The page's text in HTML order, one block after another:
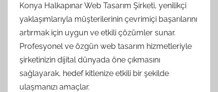
Konya Halkapınar Web Tasarım Şirketi, yenilikçi
yaklaşımlarıyla müşterilerinin çevrimiçi başarılarını
artırmak için uygun ve etkili çözümler sunar.
Profesyonel ve özgün web tasarım hizmetleriyle
şirketinizin dijital dünyada öne çıkmasını
sağlayarak, hedef kitlenize etkili bir şekilde
ulaşmanızı amaçlar.